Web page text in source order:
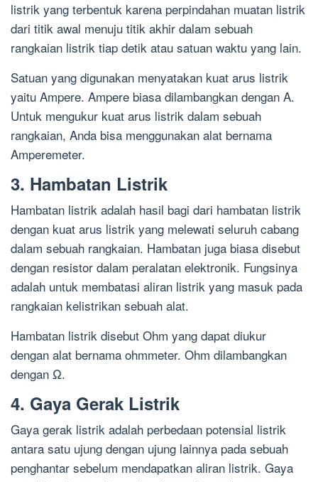
listrik yang terbentuk karena perpindahan muatan listrik
dari titik awal menuju titik akhir dalam sebuah
rangkaian listrik tiap detik atau satuan waktu yang lain.
Satuan yang digunakan menyatakan kuat arus listrik
yaitu Ampere. Ampere biasa dilambangkan dengan A.
Untuk mengukur kuat arus listrik dalam sebuah
rangkaian, Anda bisa menggunakan alat bernama
Amperemeter.
3. Hambatan Listrik
Hambatan listrik adalah hasil bagi dari hambatan listrik
dengan kuat arus listrik yang melewati seluruh cabang
dalam sebuah rangkaian. Hambatan juga biasa disebut
dengan resistor dalam peralatan elektronik. Fungsinya
adalah untuk membatasi aliran listrik yang masuk pada
rangkaian kelistrikan sebuah alat.
Hambatan listrik disebut Ohm yang dapat diukur
dengan alat bernama ohmmeter. Ohm dilambangkan
dengan Ω.
4. Gaya Gerak Listrik
Gaya gerak listrik adalah perbedaan potensial listrik
antara satu ujung dengan ujung lainnya pada sebuah
penghantar sebelum mendapatkan aliran listrik. Gaya